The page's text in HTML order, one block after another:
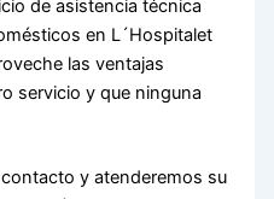
de asistencia técnica
en L´Hospitalet
las ventajas
servicio y que ninguna
y atenderemos su